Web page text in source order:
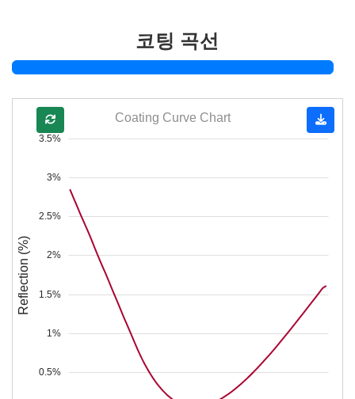
코팅 곡선
0.5%
1%
1.5%
2%
2.5%
3%
3.5%
Reflection (%)
Coating Curve Chart